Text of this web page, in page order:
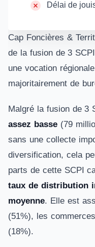
Délai de
Cap Foncières &
de la fusion de 3
une vocation
majoritairement de
Malgré la fusion de 3
assez basse(79
sans une collecte
diversification, cela
parts de cette SCPI
taux de distribution
moyenne. Elle est
(51%), les
(18%).